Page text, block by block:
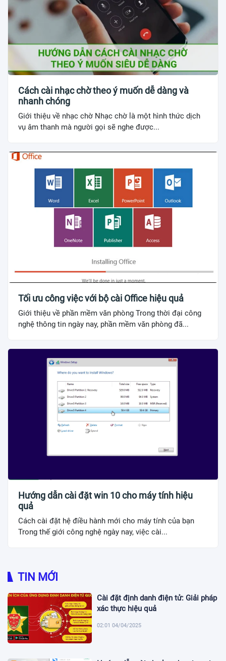
Cách cài nhạc chờ theo ý muốn dễ dàng và
nhanh chóng
Giới thiệu về nhạc chờ Nhạc chờ là một hình thức dịch
vụ âm thanh mà người gọi sẽ nghe được...
Tối ưu công việc với bộ cài Office hiệu quả
Giới thiệu về phần mềm văn phòng Trong thời đại công
nghệ thông tin ngày nay, phần mềm văn phòng đã...
Hướng dẫn cài đặt win 10 cho máy tính hiệu
quả
Cách cài đặt hệ điều hành mới cho máy tính của bạn
Trong thế giới công nghệ ngày nay, việc cài...
TIN MỚI
Cài đặt định danh điện tử: Giải pháp
xác thực hiệu quả
02:01 04/04/2025